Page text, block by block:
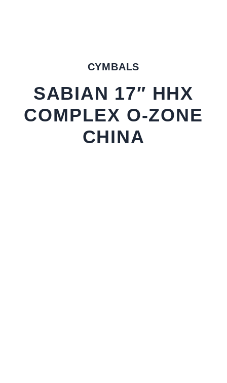
CYMBALS
SABIAN 17″ HHX
COMPLEX O-ZONE
CHINA